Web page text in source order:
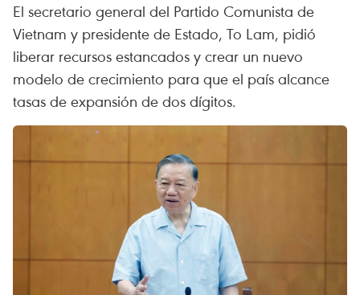
El secretario general del Partido Comunista de
Vietnam y presidente de Estado, To Lam, pidió
liberar recursos estancados y crear un nuevo
modelo de crecimiento para que el país alcance
tasas de expansión de dos dígitos.